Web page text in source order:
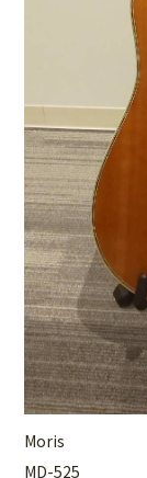
Moris
MD-525